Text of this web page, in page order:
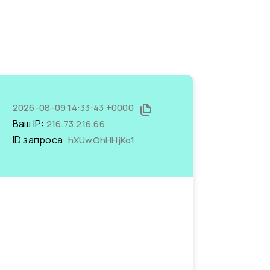
2026-08-09 14:33:43 +0000
Ваш IP: 216.73.216.66
ID запроса: hXUwQhHHjKo1